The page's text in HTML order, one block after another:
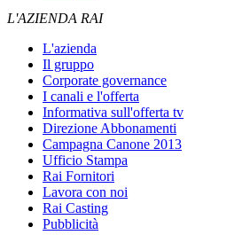
L'AZIENDA RAI
L'azienda
Il gruppo
Corporate governance
I canali e l'offerta
Informativa sull'offerta tv
Direzione Abbonamenti
Campagna Canone 2013
Ufficio Stampa
Rai Fornitori
Lavora con noi
Rai Casting
Pubblicità